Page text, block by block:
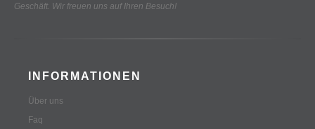
Geschäft. Wir freuen uns auf Ihren Besuch!
INFORMATIONEN
Über uns
Faq